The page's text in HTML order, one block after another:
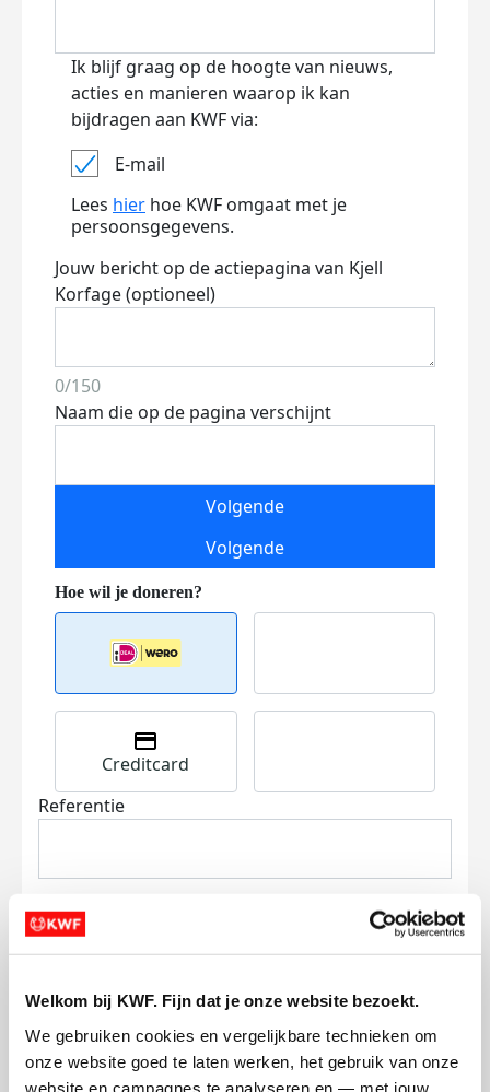
Welkom bij KWF. Fijn dat je onze website bezoekt.
We gebruiken cookies en vergelijkbare technieken om
onze website goed te laten werken, het gebruik van onze
website en campagnes te analyseren en — met jouw
Ik blijf graag op de hoogte van nieuws,
acties en manieren waarop ik kan
bijdragen aan KWF via:
E-mail
Lees hier hoe KWF omgaat met je
persoonsgegevens.
Jouw bericht op de actiepagina van Kjell
Korfage (optioneel)
0/150
Naam die op de pagina verschijnt
Volgende
Volgende
Creditcard
Referentie
Ik wil bijdragen aan de transactiekosten
en betaal €0.75 extra.
Doneer nu